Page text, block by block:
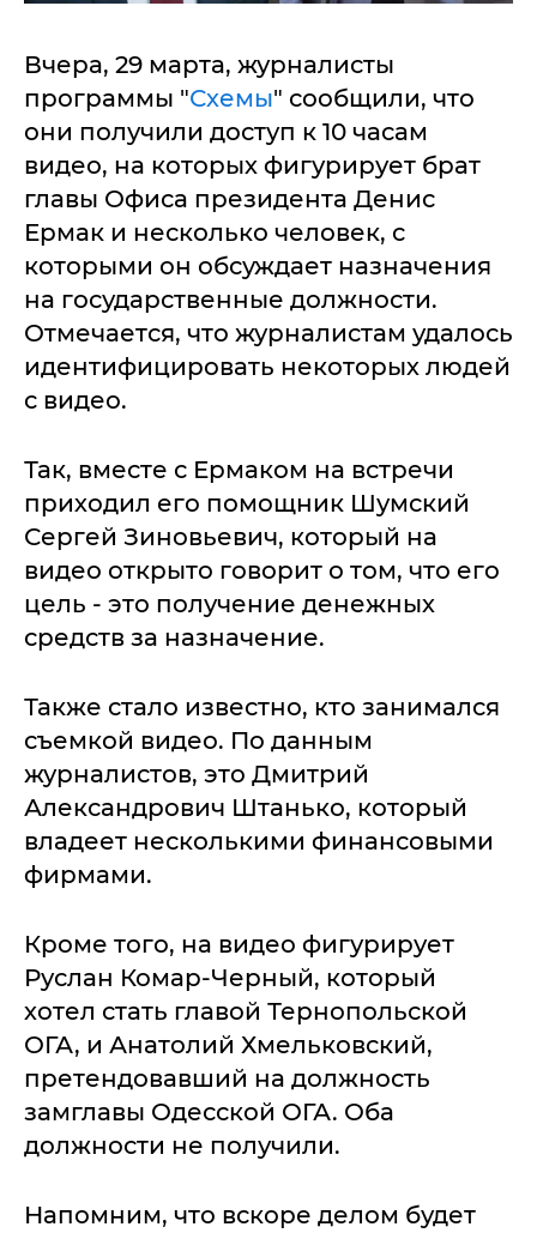
Вчера, 29 марта, журналисты
программы "Схемы" сообщили, что
они получили доступ к 10 часам
видео, на которых фигурирует брат
главы Офиса президента Денис
Ермак и несколько человек, с
которыми он обсуждает назначения
на государственные должности.
Отмечается, что журналистам удалось
идентифицировать некоторых людей
с видео.
Так, вместе с Ермаком на встречи
приходил его помощник Шумский
Сергей Зиновьевич, который на
видео открыто говорит о том, что его
цель - это получение денежных
средств за назначение.
Также стало известно, кто занимался
съемкой видео. По данным
журналистов, это Дмитрий
Александрович Штанько, который
владеет несколькими финансовыми
фирмами.
Кроме того, на видео фигурирует
Руслан Комар-Черный, который
хотел стать главой Тернопольской
ОГА, и Анатолий Хмельковский,
претендовавший на должность
замглавы Одесской ОГА. Оба
должности не получили.
Напомним, что вскоре делом будет